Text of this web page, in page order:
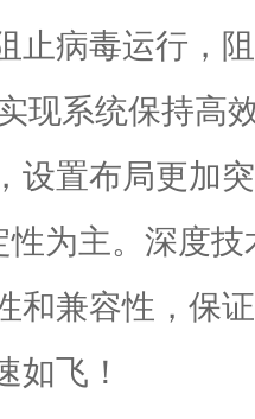
止病毒运行，
现系统保持高
设置布局更加
为主。深度技
和兼容性，保
如飞！